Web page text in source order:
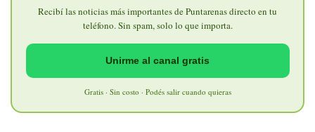
Recibí las noticias más importantes de Puntarenas directo en tu
teléfono. Sin spam, solo lo que importa.
Unirme al canal gratis
Gratis · Sin costo · Podés salir cuando quieras